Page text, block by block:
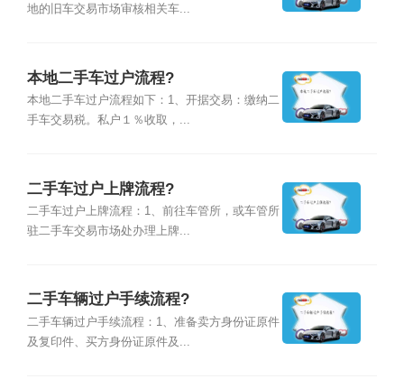
地的旧车交易市场审核相关车...
本地二手车过户流程?
本地二手车过户流程如下：1、开据交易：缴纳二
手车交易税。私户１％收取，...
二手车过户上牌流程?
二手车过户上牌流程：1、前往车管所，或车管所
驻二手车交易市场处办理上牌...
二手车辆过户手续流程?
二手车辆过户手续流程：1、准备卖方身份证原件
及复印件、买方身份证原件及...